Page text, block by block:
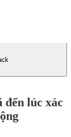
lúc xác